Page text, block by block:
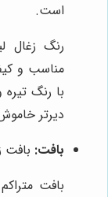
است.
رنگ زغال
مناسب و
با رنگ
دیرتر
بافت: بافت
بافت